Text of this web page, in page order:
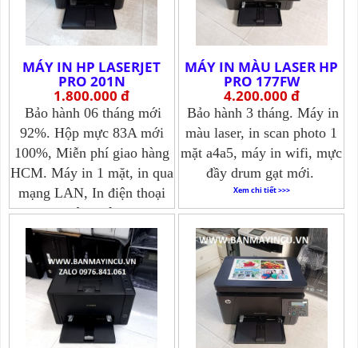
MÁY IN HP LASERJET
PRO 201N
1.800.000 đ
Bảo hành 06 tháng mới
92%. Hộp mực 83A mới
100%, Miễn phí giao hàng
HCM. Máy in 1 mặt, in qua
mạng LAN, In điện thoại
không dây
Xem chi tiết >>>
MÁY IN MÀU LASER HP
PRO 177FW
4.200.000 đ
Bảo hành 3 tháng. Máy in
màu laser, in scan photo 1
mặt a4a5, máy in wifi, mực
đầy drum gạt mới.
Xem chi tiết >>>